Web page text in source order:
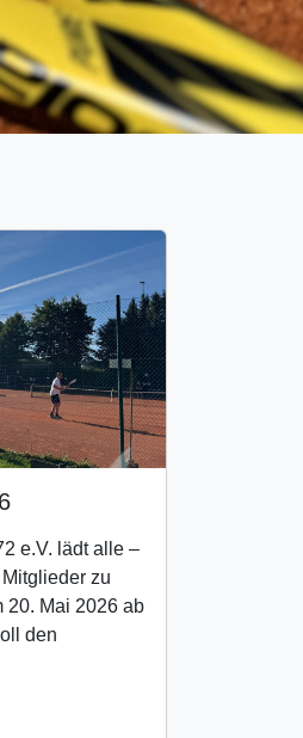
e.V. lädt alle –
zu
20. Mai 2026 ab
den